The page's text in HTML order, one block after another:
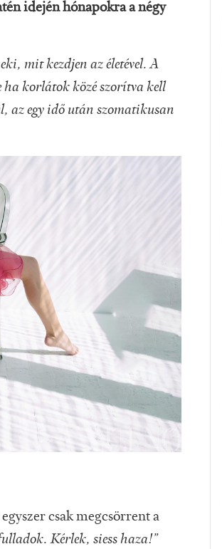
idején hónapokra a négy
mit kezdjen az életével. A
korlátok közé szorítva kell
az egy idő után szomatikusan
csak megcsörrent a
Kérlek, siess haza!”